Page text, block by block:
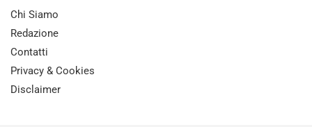
Chi Siamo
Redazione
Contatti
Privacy & Cookies
Disclaimer